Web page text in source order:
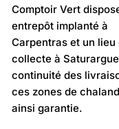
Comptoir Vert
entrepôt implanté à
Carpentras et un lieu
collecte à
continuité des
ces zones de
ainsi garantie.